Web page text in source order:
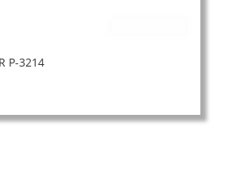
P-3214